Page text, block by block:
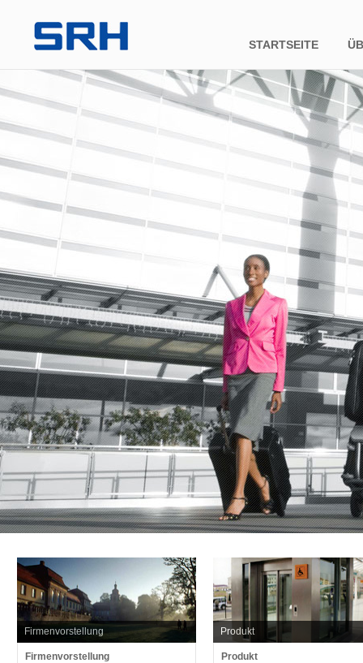
STARTSEITE
Firmenvorstellung
Firmenvorstellung
Produkt
Produkt